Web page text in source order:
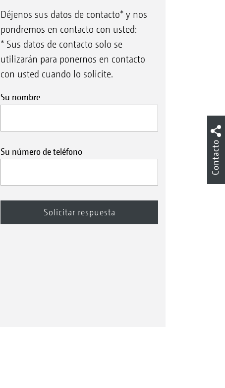
Déjenos sus datos de contacto* y nos
pondremos en contacto con usted:
* Sus datos de contacto solo se
utilizarán para ponernos en contacto
con usted cuando lo solicite.
Su nombre
Su número de teléfono Contacto